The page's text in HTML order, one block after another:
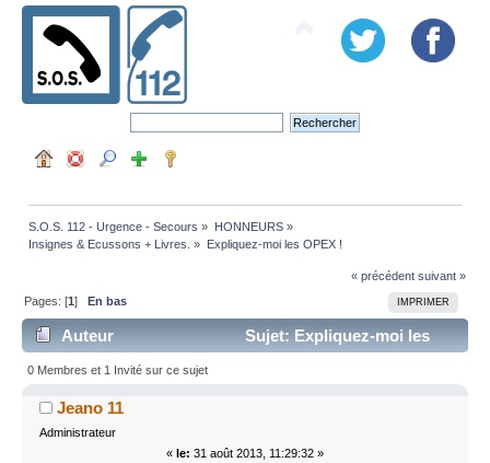
S.O.S. 112 - Urgence - Secours » HONNEURS»
Insignes & Ecussons + Livres. » Expliquez-moi les OPEX !
« précédent suivant »
IMPRIMER
Pages: [1]En bas
Auteur
Sujet: Expliquez-moi les
OPEX ! (Lu 17559 fois)
0 Membres et 1 Invité sur ce sujet
Jeano 11
Administrateur
« le: 31 août 2013, 11:29:32 »